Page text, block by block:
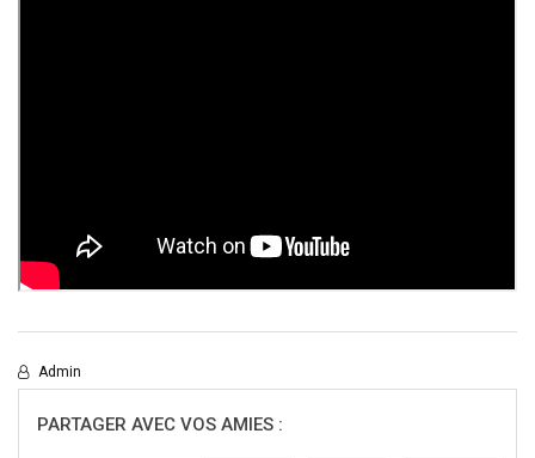
Admin
PARTAGER AVEC VOS AMIES :